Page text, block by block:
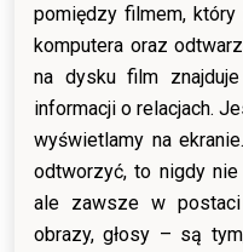
pomiędzy filmem,
komputera oraz
na dysku film
informacji o relacjach.
wyświetlamy na
odtworzyć, to nigdy
ale zawsze w
obrazy, głosy – są